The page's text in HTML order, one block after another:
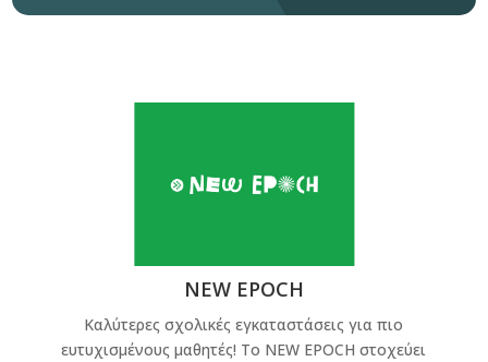
NEW EPOCH
Καλύτερες σχολικές εγκαταστάσεις για πιο
ευτυχισμένους μαθητές! Το NEW EPOCH στοχεύει